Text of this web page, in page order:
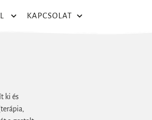
KAPCSOLAT
ki és